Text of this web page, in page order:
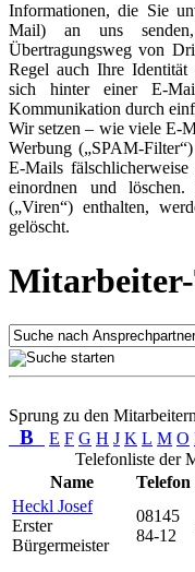
Informationen, die Sie
Mail) an uns
Übertragungsweg von
Regel auch Ihre
sich hinter einer E-
Kommunikation durch
Wir setzen – wie viele E-
Werbung („SPAM-
E-Mails
einordnen und löschen.
(„Viren“) enthalten,
gelöscht.
Sprung zu den
B E F G H J K L M O
Telefonliste der
Name
Telefon
Heckl Josef
Erster
Bürgermeister
08145
84-12